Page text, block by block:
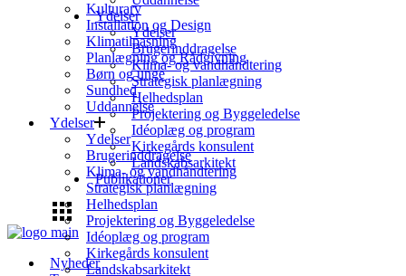
Ydelser
Ydelser
Brugerinddragelse
Klima- og vandhåndtering
Strategisk planlægning
Helhedsplan
Projektering og Byggeledelse
Idéoplæg og program
Kirkegårds konsulent
Landskabsarkitekt
Publikationer
Nyheder
Kulturarv
Installation og Design
Klimatilpasning
Planlægning og Rådgivning
Børn og unge
Sundhed
Uddannelse
Ydelser
Ydelser
Brugerinddragelse
Klima- og vandhåndtering
Strategisk planlægning
Helhedsplan
Projektering og Byggeledelse
Idéoplæg og program
Kirkegårds konsulent
Landskabsarkitekt